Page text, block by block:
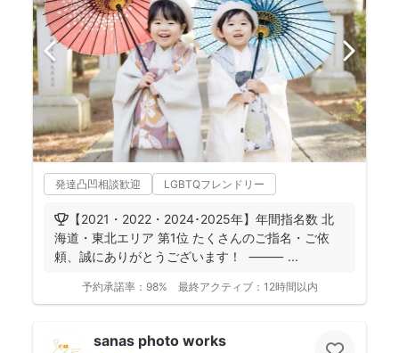
発達凸凹相談歓迎 LGBTQフレンドリー
🏆【2021・2022・2024･2025年】年間指名数 北
海道・東北エリア 第1位 たくさんのご指名・ご依
頼、誠にありがとうございます！ ⸻ ...
予約承諾率： 98% 最終アクティブ： 12時間以内
sanas photo works